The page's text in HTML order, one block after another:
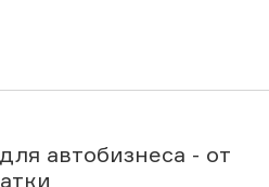
автобизнеса - от